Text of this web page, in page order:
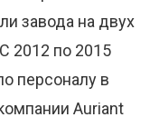
завода на двух
2012 по 2015
персоналу в
Auriant